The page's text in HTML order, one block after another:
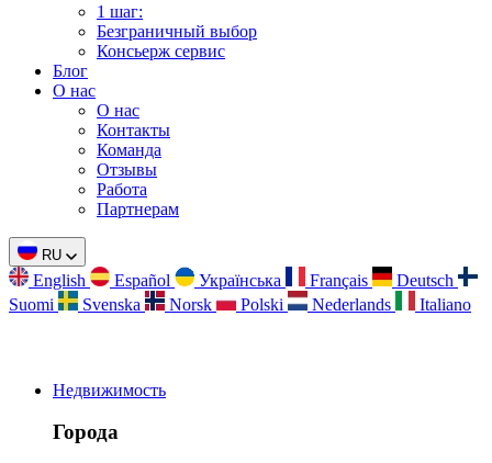
1 шаг:
Безграничный выбор
Консьерж сервис
Блог
О нас
О нас
Контакты
Команда
Отзывы
Работа
Партнерам
RU
English Español Українська Français
Deutsch
Suomi
Svenska Norsk Polski Nederlands Italiano
Недвижимость
Города